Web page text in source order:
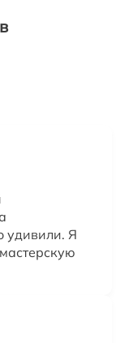
удивили. Я